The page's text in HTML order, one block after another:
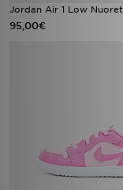
Jordan Air 1 Low Nuoret
95,00€